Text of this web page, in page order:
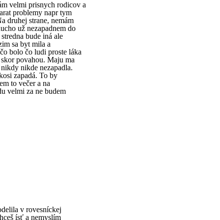
velmi prisnych rodicov a
problemy napr tym
druhej strane, nemám
už nezapadnem do
bude iná ale
sa byt mila a
bolo čo ludi proste láka
povahou. Maju ma
nikde nezapadla.
zapadá. To by
to večer a na
velmi za ne budem
v rovesníckej
ísť a nemyslím